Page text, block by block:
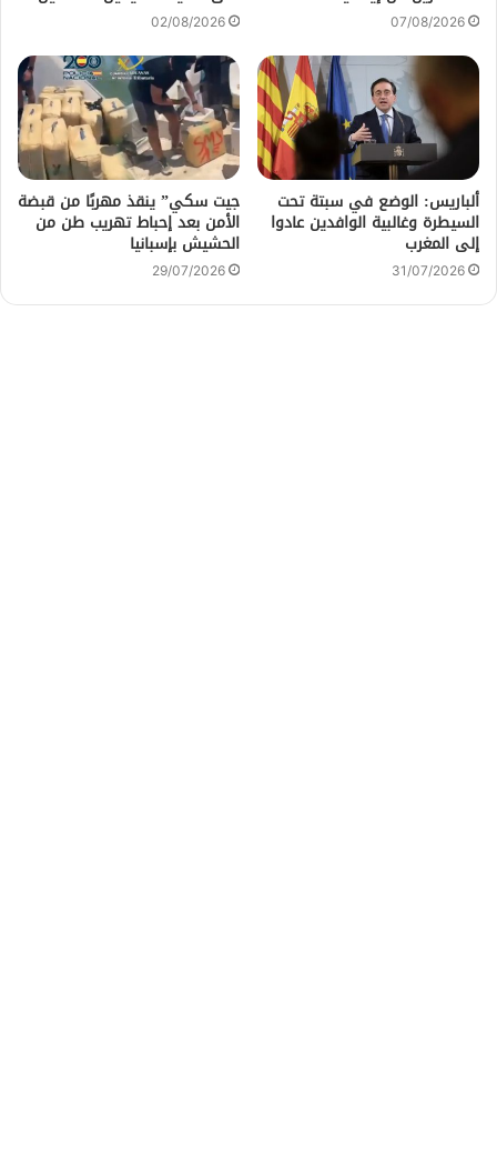
07/08/2026
02/08/2026
ألباريس: الوضع في سبتة تحت
السيطرة وغالبية الوافدين عادوا
إلى المغرب
31/07/2026
جيت سكي” ينقذ مهربًا من قبضة
الأمن بعد إحباط تهريب طن من
الحشيش بإسبانيا
29/07/2026